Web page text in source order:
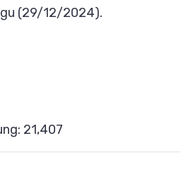
(29/12/2024).
21,407